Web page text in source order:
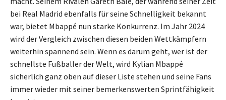
bei Real Madrid ebenfalls für seine Schnelligkeit bekannt
war, bietet Mbappé nun starke Konkurrenz. Im Jahr 2024
wird der Vergleich zwischen diesen beiden Wettkämpfern
weiterhin spannend sein. Wenn es darum geht, wer ist der
schnellste Fußballer der Welt, wird Kylian Mbappé
sicherlich ganz oben auf dieser Liste stehen und seine Fans
immer wieder mit seiner bemerkenswerten Sprintfähigkeit